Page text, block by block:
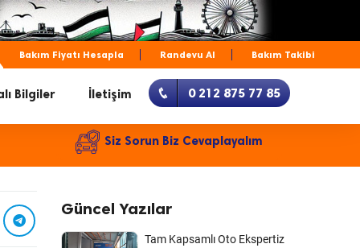
Bakım Fiyatı Hesapla Randevu Al Bakım Takibi
Bilgiler İletişim 0 212 875 77 85
Siz Sorun Biz Cevaplayalım
Güncel Yazılar
Tam Kapsamlı Oto Ekspertiz